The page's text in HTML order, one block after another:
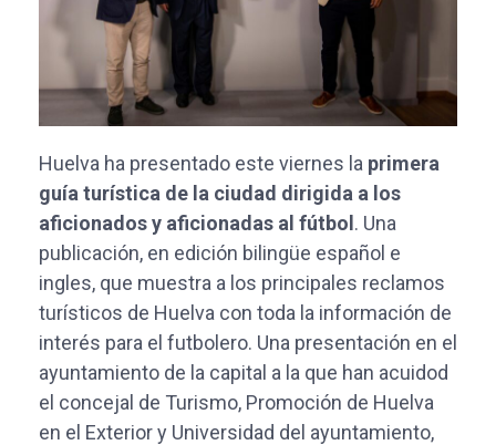
Huelva ha presentado este viernes la primera
guía turística de la ciudad dirigida a los
aficionados y aficionadas al fútbol . Una
publicación, en edición bilingüe español e
ingles, que muestra a los principales reclamos
turísticos de Huelva con toda la información de
interés para el futbolero. Una presentación en el
ayuntamiento de la capital a la que han acuidod
el concejal de Turismo, Promoción de Huelva
en el Exterior y Universidad del ayuntamiento,